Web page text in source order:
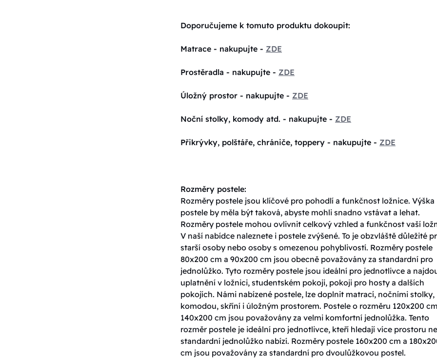
Doporučujeme k tomuto produktu dokoupit:
Matrace - nakupujte - ZDE
Prostěradla - nakupujte - ZDE
Úložný prostor - nakupujte - ZDE
Noční stolky, komody atd. - nakupujte - ZDE
Přikrývky, polštáře, chrániče, toppery - nakupujte - ZDE
Rozměry postele:
Rozměry postele jsou klíčové pro pohodlí a funkčnost ložnice. Výška
postele by měla být taková, abyste mohli snadno vstávat a lehat.
Rozměry postele mohou ovlivnit celkový vzhled a funkčnost vaší
V naší nabídce naleznete i postele zvýšené. To je obzvláště důležité
starší osoby nebo osoby s omezenou pohyblivostí. Rozměry postele
80x200 cm a 90x200 cm jsou obecně považovány za standardní pro
jednolůžko. Tyto rozměry postele jsou ideální pro jednotlivce a
uplatnění v ložnici, studentském pokoji, pokoji pro hosty a dalších
pokojích. Námi nabízené postele, lze doplnit matrací, nočními stolky,
komodou, skříní i úložným prostorem. Postele o rozměru 120x200
140x200 cm jsou považovány za velmi komfortní jednolůžka. Tento
rozměr postele je ideální pro jednotlivce, kteří hledají více prostoru
standardní jednolůžko nabízí. Rozměry postele 160x200 cm a
cm jsou považovány za standardní pro dvoulůžkovou postel.